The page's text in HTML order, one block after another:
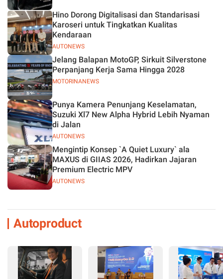
AUTONEWS
Hino Dorong Digitalisasi dan Standarisasi
Karoseri untuk Tingkatkan Kualitas
Kendaraan
MOTORINANEWS
Jelang Balapan MotoGP, Sirkuit Silverstone
Perpanjang Kerja Sama Hingga 2028
AUTONEWS
Punya Kamera Penunjang Keselamatan,
Suzuki Xl7 New Alpha Hybrid Lebih Nyaman
di Jalan
AUTONEWS
Mengintip Konsep `A Quiet Luxury` ala
MAXUS di GIIAS 2026, Hadirkan Jajaran
Premium Electric MPV
Autoproduct